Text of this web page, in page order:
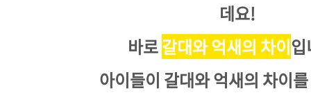
데요!
바로갈대와 억새의 차이
아이들이 갈대와 억새의 차이